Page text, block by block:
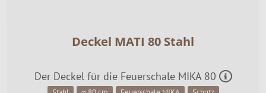
Deckel MATI 80 Stahl
Der Deckel für die Feuerschale MIKA 80